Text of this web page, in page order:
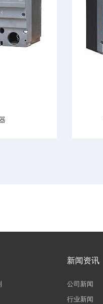
新闻资讯
公司新闻
行业新闻